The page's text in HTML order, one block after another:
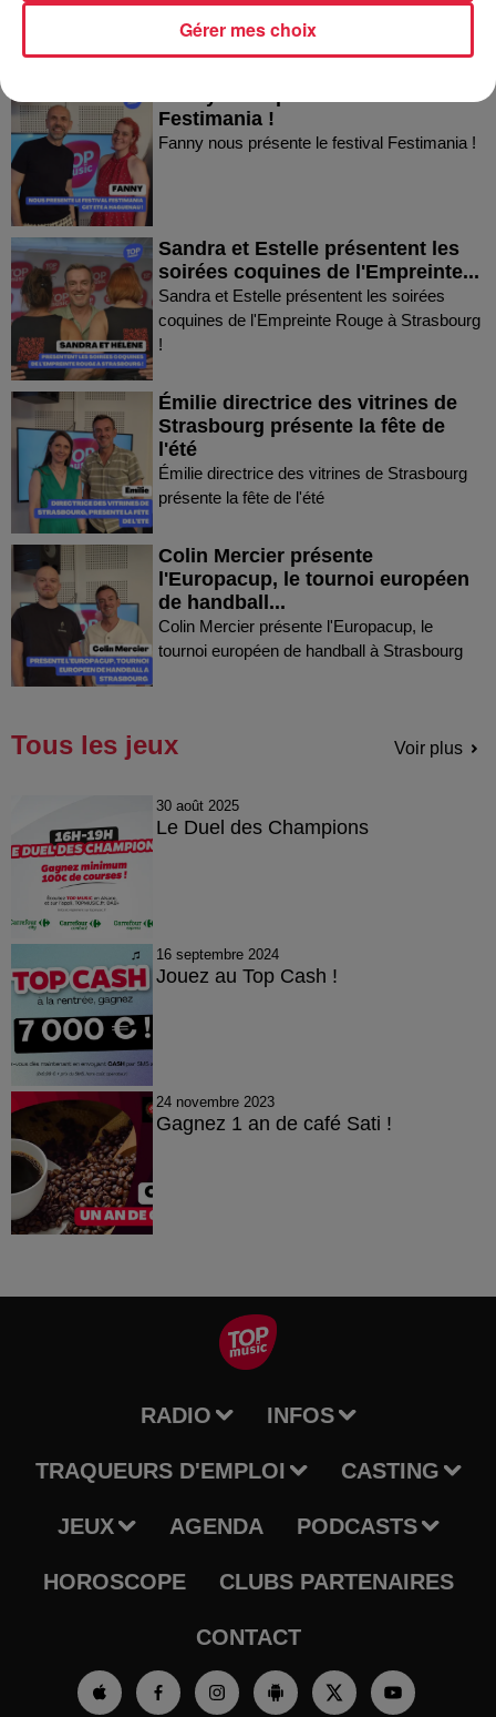
Festimania !
Fanny nous présente le festival Festimania !
Sandra et Estelle présentent les
soirées coquines de l'Empreinte...
Sandra et Estelle présentent les soirées
coquines de l'Empreinte Rouge à Strasbourg
!
Émilie directrice des vitrines de
Strasbourg présente la fête de
l'été
Émilie directrice des vitrines de Strasbourg
présente la fête de l'été
Colin Mercier présente
l'Europacup, le tournoi européen
de handball...
Colin Mercier présente l'Europacup, le
tournoi européen de handball à Strasbourg
Tous les jeux Voir plus
30 août 2025
Le Duel des Champions
16 septembre 2024
Jouez au Top Cash !
24 novembre 2023
Gagnez 1 an de café Sati !
RADIO INFOS
TRAQUEURS D'EMPLOI CASTING
JEUX AGENDA PODCASTS
HOROSCOPE CLUBS PARTENAIRES
CONTACT
Gérer mes choix